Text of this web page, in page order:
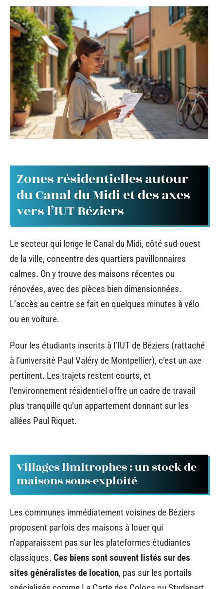
Zones résidentielles autour
du Canal du Midi et des axes
vers l’IUT Béziers
Le secteur qui longe le Canal du Midi, côté sud-ouest
de la ville, concentre des quartiers pavillonnaires
calmes. On y trouve des maisons récentes ou
rénovées, avec des pièces bien dimensionnées.
L’accès au centre se fait en quelques minutes à vélo
ou en voiture.
Pour les étudiants inscrits à l’IUT de Béziers (rattaché
à l’université Paul Valéry de Montpellier), c’est un axe
pertinent. Les trajets restent courts, et
l’environnement résidentiel offre un cadre de travail
plus tranquille qu’un appartement donnant sur les
allées Paul Riquet.
Villages limitrophes : un stock de
maisons sous-exploité
Les communes immédiatement voisines de Béziers
proposent parfois des maisons à louer qui
n’apparaissent pas sur les plateformes étudiantes
classiques. Ces biens sont souvent listés sur des
sites généralistes de location, pas sur les portails